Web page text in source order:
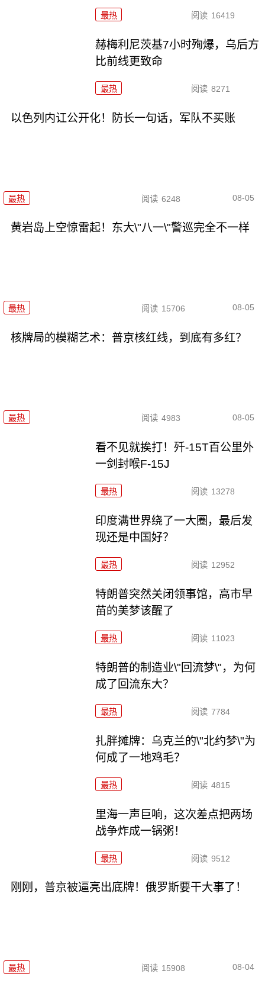
最热 阅读 16419
赫梅利尼茨基7小时殉爆，乌后方
比前线更致命
最热 阅读 8271
以色列内讧公开化！防长一句话，军队不买账
最热 阅读 6248 08-05
黄岩岛上空惊雷起！东大\"八一\"警巡完全不一样
最热 阅读 15706 08-05
核牌局的模糊艺术：普京核红线，到底有多红？
最热 阅读 4983 08-05
看不见就挨打！歼-15T百公里外
一剑封喉F-15J
最热 阅读 13278
印度满世界绕了一大圈，最后发
现还是中国好？
最热 阅读 12952
特朗普突然关闭领事馆，高市早
苗的美梦该醒了
最热 阅读 11023
特朗普的制造业\"回流梦\"，为何
成了回流东大？
最热 阅读 7784
扎胖摊牌：乌克兰的\"北约梦\"为
何成了一地鸡毛？
最热 阅读 4815
里海一声巨响，这次差点把两场
战争炸成一锅粥！
最热 阅读 9512
刚刚，普京被逼亮出底牌！俄罗斯要干大事了！
最热 阅读 15908 08-04